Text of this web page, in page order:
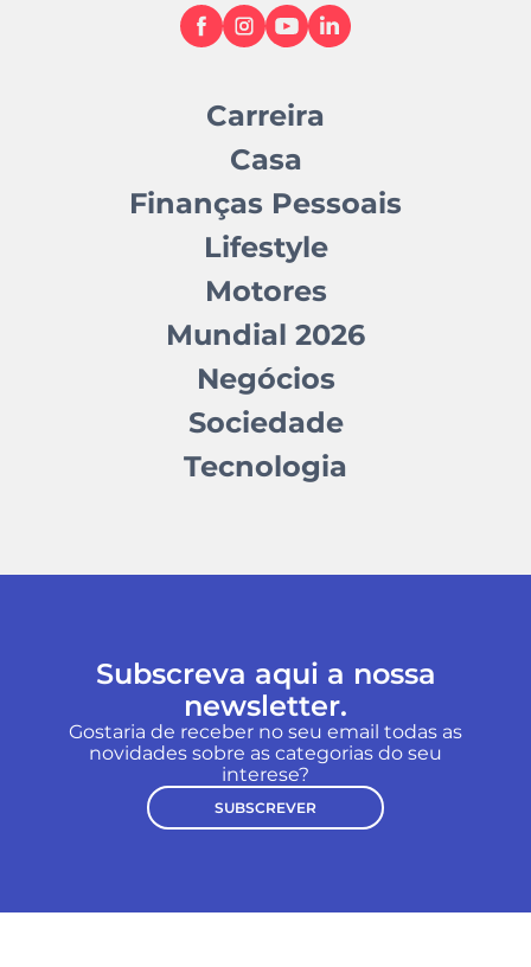
Carreira
Casa
Finanças Pessoais
Lifestyle
Motores
Mundial 2026
Negócios
Sociedade
Tecnologia
Subscreva aqui a nossa
newsletter.
Gostaria de receber no seu email todas as
novidades sobre as categorias do seu
interese?
SUBSCREVER